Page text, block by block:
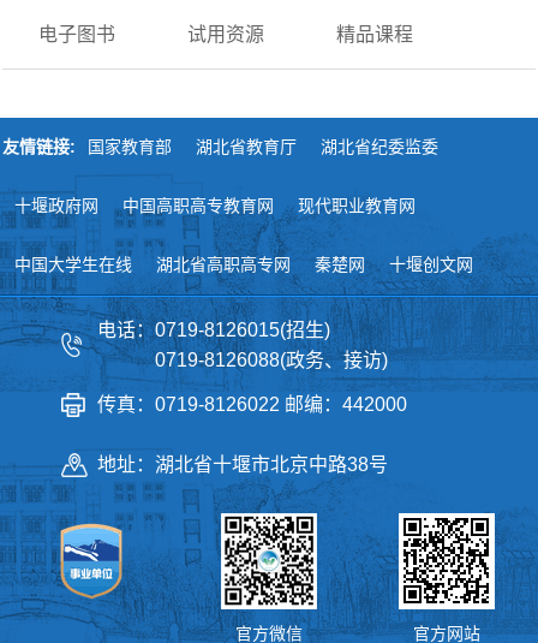
电子图书 试用资源 精品课程
友情链接: 国家教育部 湖北省教育厅 湖北省纪委监委
十堰政府网 中国高职高专教育网 现代职业教育网
中国大学生在线 湖北省高职高专网 秦楚网 十堰创文网
电话：0719-8126015(招生)
0719-8126088(政务、接访)
传真：0719-8126022 邮编：442000
地址：湖北省十堰市北京中路38号
官方微信 官方网站